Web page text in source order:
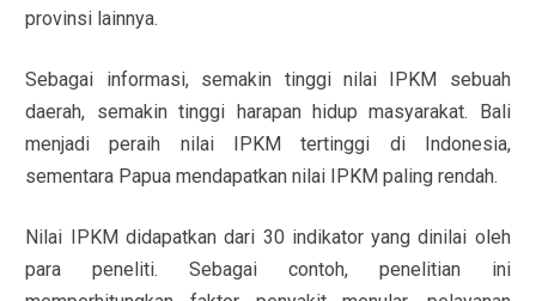
provinsi lainnya.
Sebagai informasi, semakin tinggi nilai IPKM sebuah
daerah, semakin tinggi harapan hidup masyarakat. Bali
menjadi peraih nilai IPKM tertinggi di Indonesia,
sementara Papua mendapatkan nilai IPKM paling rendah.
Nilai IPKM didapatkan dari 30 indikator yang dinilai oleh
para peneliti. Sebagai contoh, penelitian ini